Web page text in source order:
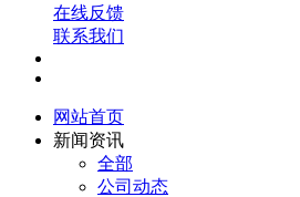
在线反馈
联系我们
网站首页
新闻资讯
全部
公司动态